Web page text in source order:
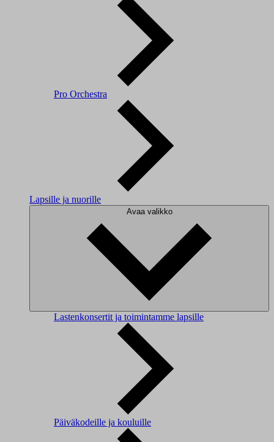
Pro Orchestra
Lapsille ja nuorille
Avaa valikko
Lastenkonsertit ja toimintamme lapsille
Päiväkodeille ja kouluille